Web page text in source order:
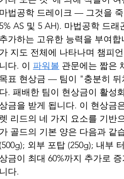
마법공학 드레이크 — 그것을
5% AS 및 5 AH). 마법공학 드
추가하는 고유한 능력을 부여합
가 지도 전체에 나타나며 챔피
니다. 이 파워볼 관문에는 짧은
목표 현상금 — 팀이 "충분히 뒤
다. 패배한 팀이 현상금이 활성
상금을 받게 됩니다. 이 현상금
렛 리드의 네 가지 요소를 기반
가 골드의 기본 양은 다음과 같
(500g); 외부 포탑 (250g); 내부
상금이 최대 60%까지 추가로
니다.